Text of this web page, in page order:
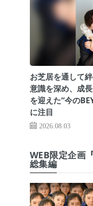
お芝居を通して
意識を深め、成
を迎えた“今の
に注目
2026.08.03
WEB限定企
総集編